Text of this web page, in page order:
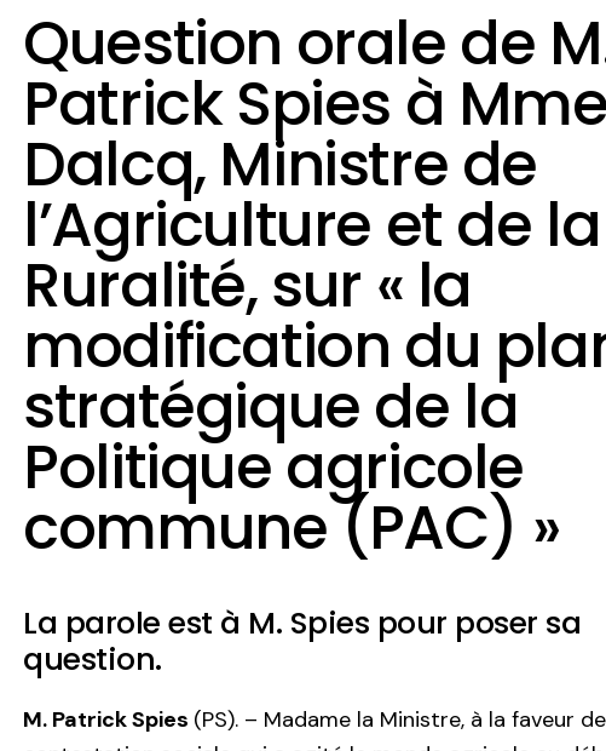
Question orale de
Patrick Spies à Mme
Dalcq, Ministre de
l’Agriculture et de la
Ruralité, sur « la
modification du
stratégique de la
Politique agricole
commune (PAC) »
La parole est à M. Spies pour poser sa
question.
M. Patrick Spies (PS). – Madame la Ministre, à la faveur